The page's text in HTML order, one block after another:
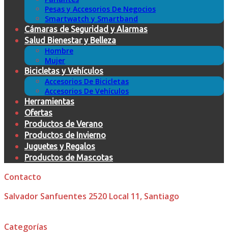
Pesas y Accesorios De Negocios
Smartwatch y Smartband
Cámaras de Seguridad y Alarmas
Salud Bienestar y Belleza
Hombre
Mujer
Bicicletas y Vehículos
Accesorios De Bicicletas
Accesorios De Vehículos
Herramientas
Ofertas
Productos de Verano
Productos de Invierno
Juguetes y Regalos
Productos de Mascotas
Contacto
Salvador Sanfuentes 2520 Local 11, Santiago
Categorías